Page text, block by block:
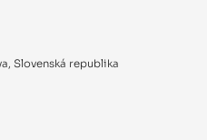
Slovenská republika